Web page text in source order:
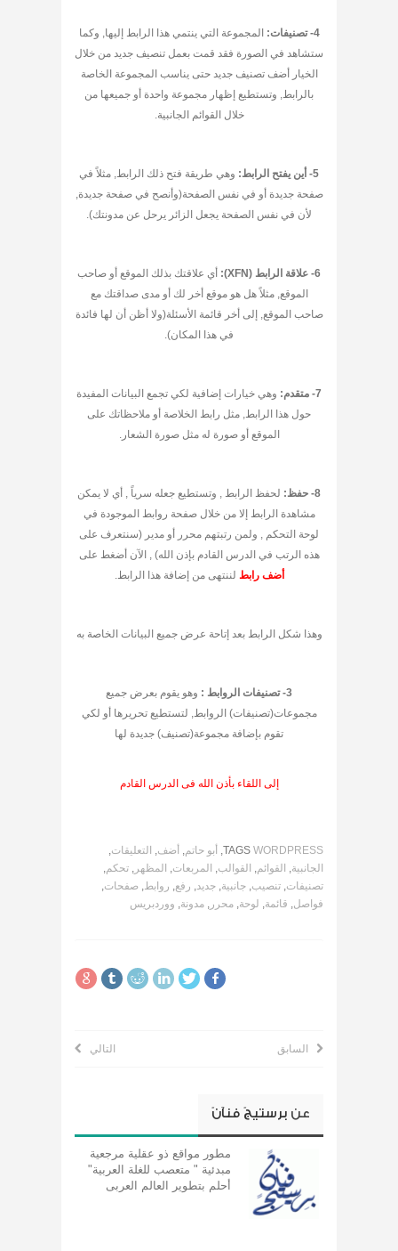
4- تصنيفات:
المجموعة التي ينتمي هذا الرابط إليها, وكما
ستشاهد في الصورة فقد قمت بعمل تنصيف جديد من خلال
الخيار أضف تصنيف جديد حتى يناسب المجموعة الخاصة
بالرابط, وتستطيع إظهار مجموعة واحدة أو جميعها من
خلال القوائم الجانبية.
5- أين يفتح الرابط:
وهي طريقة فتح ذلك الرابط, مثلاً في
صفحة جديدة أو في نفس الصفحة(وأنصح في صفحة جديدة,
لأن في نفس الصفحة يجعل الزائر يرحل عن مدونتك).
6- علاقة الرابط (XFN):
أي علاقتك بذلك الموقع أو صاحب
الموقع, مثلاً هل هو موقع أخر لك أو مدى صداقتك مع
صاحب الموقع, إلى أخر قائمة الأسئلة(ولا أظن أن لها فائدة
في هذا المكان).
7- متقدم:
وهي خيارات إضافية لكي تجمع البيانات المفيدة
حول هذا الرابط, مثل رابط الخلاصة أو ملاحظاتك على
الموقع أو صورة له مثل صورة الشعار.
8- حفظ:
لحفظ الرابط , وتستطيع جعله سرياً , أي لا يمكن
مشاهدة الرابط إلا من خلال صفحة روابط الموجودة في
لوحة التحكم , ولمن رتبتهم محرر أو مدير (سنتعرف على
هذه الرتب في الدرس القادم بإذن الله) , الآن أضغط على
أضف رابط لننتهى من إضافة هذا الرابط.
وهذا شكل الرابط بعد إتاحة عرض جميع البيانات الخاصة به
3- تصنيفات الروابط :
وهو يقوم بعرض جميع
مجموعات(تصنيفات) الروابط, لتستطيع تحريرها أو لكي
تقوم بإضافة مجموعة(تصنيف) جديدة لها
إلى اللقاء بأذن الله فى الدرس القادم
TAGS WORDPRESS
, أبو حاتم, أضف, التعليقات,
الجانبية, القوائم, القوالب, المربعات, المظهر , تحكم,
تصنيفات, تنصيب, جانبية, جديد, رفع, روابط, صفحات,
فواصل, قائمة, لوحة, محرر , مدونة, ووردبريس
السابق التالي
عن برستيجً فنآنً
مطور مواقع ذو عقلية مرجعية
مبدئية " متعصب للغلة العربية"
أحلم بتطوير العالم العربى